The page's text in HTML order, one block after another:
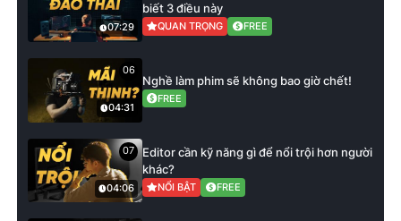
07:29
biết 3 điều này
QUAN TRỌNG FREE
06
04:31
Nghề làm phim sẽ không bao giờ chết!
FREE
07
04:06
Editor cần kỹ năng gì để nổi trội hơn người
khác?
NỔI BẬT FREE